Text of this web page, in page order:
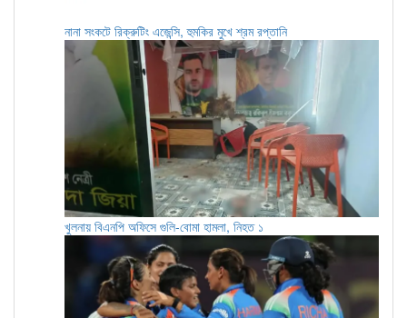
নানা সংকটে রিক্রুটিং এজেন্সি, হুমকির মুখে শ্রম রপ্তানি
খুলনায় বিএনপি অফিসে গুলি-বোমা হামলা, নিহত ১